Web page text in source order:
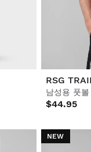
RSG
남성용 풋
$44.95
NEW